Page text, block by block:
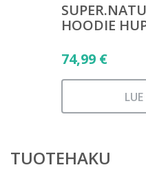
HOODIE
74,99 €
TUOTEHAKU